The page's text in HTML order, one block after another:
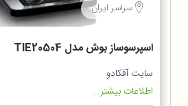
سراسر ایران
اسپرسوساز بوش مدل TIE20504
سایت آفکادو
اطلاعات بیشتر...